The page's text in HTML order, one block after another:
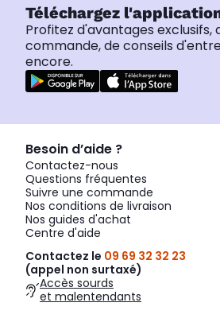
Téléchargez
Profitez d'avantages exclusifs,
commande, de conseils
encore.
Besoin d’aide ?
Contactez-nous
Questions fréquentes
Suivre une commande
Nos conditions de livraison
Nos guides d'achat
Centre d'aide
Contactez le 09 69 32 32 23
(appel non surtaxé)
Accès sourds
et malentendants